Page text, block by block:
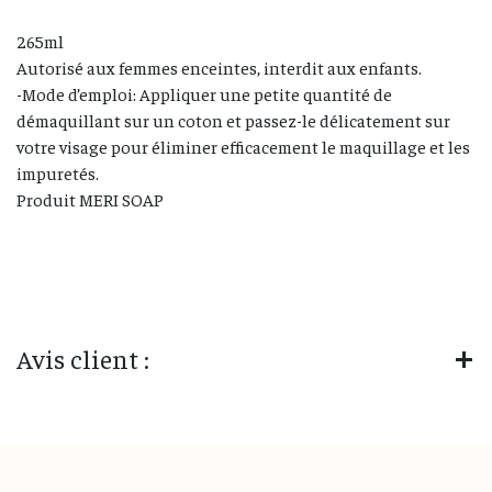
265ml
Autorisé aux femmes enceintes, interdit aux enfants.
-Mode d’emploi: Appliquer une petite quantité de
démaquillant sur un coton et passez-le délicatement sur
votre visage pour éliminer efficacement le maquillage et les
impuretés.
Produit MERI SOAP
Avis client :